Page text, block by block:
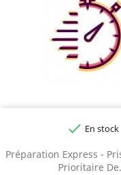
Préparation Express -
Prioritaire
 En stock